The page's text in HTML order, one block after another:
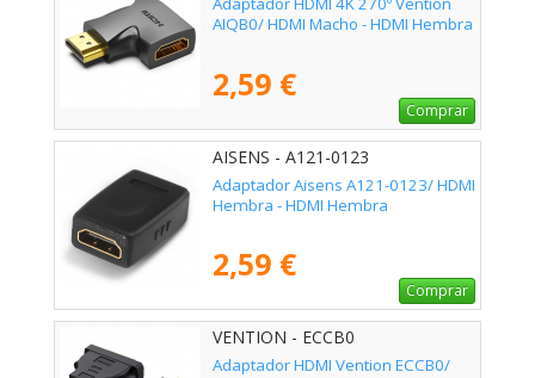
AIQB0/ HDMI Macho - HDMI Hembra
2,59 €
Comprar
AISENS - A121-0123
Adaptador Aisens A121-0123/ HDMI
Hembra - HDMI Hembra
2,59 €
Comprar
VENTION - ECCB0
Adaptador HDMI Vention ECCB0/